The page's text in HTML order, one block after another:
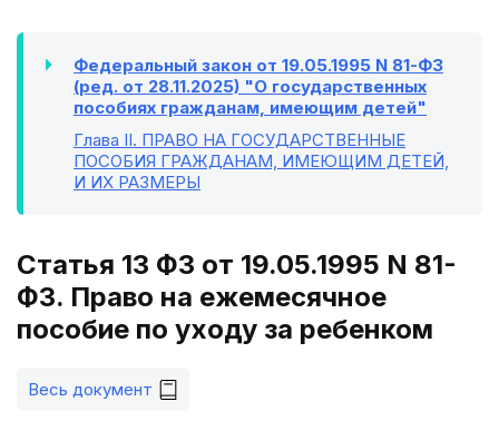
Федеральный закон от 19.05.1995 N 81-ФЗ
(ред. от 28.11.2025) "О государственных
пособиях гражданам, имеющим детей"
Глава II. ПРАВО НА ГОСУДАРСТВЕННЫЕ
ПОСОБИЯ ГРАЖДАНАМ, ИМЕЮЩИМ ДЕТЕЙ,
И ИХ РАЗМЕРЫ
Статья 13 ФЗ от 19.05.1995 N 81-
ФЗ. Право на ежемесячное
пособие по уходу за ребенком
Весь документ